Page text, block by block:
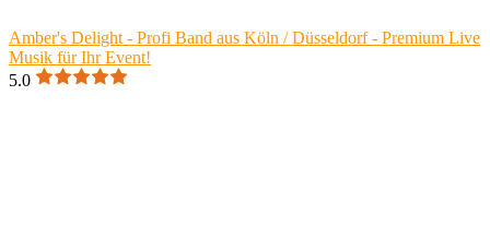
Amber's Delight - Profi Band aus Köln / Düsseldorf - Premium Live
Musik für Ihr Event!
5.0